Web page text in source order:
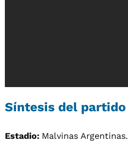
Síntesis del partido
Estadio: Malvinas Argentinas.